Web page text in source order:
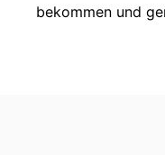
bekommen und